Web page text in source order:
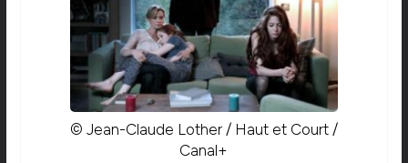
© Jean-Claude Lother / Haut et Court /
Canal+